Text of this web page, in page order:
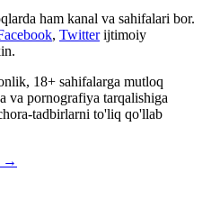
ham kanal va sahifalari bor.
, Twitter ijtimoiy
18+ sahifalarga mutloq
va pornografiya tarqalishiga
tadbirlarni to'liq qo'llab
→